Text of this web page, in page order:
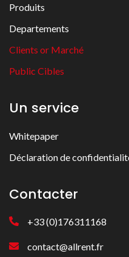
Produits
Departements
Clients or Marché
Public Cibles
Un service
Whitepaper
Déclaration de
Contacter
+33 (0)176311168
contact@allrent.fr